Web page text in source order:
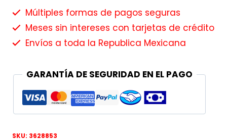
Múltiples formas de pagos seguras
Meses sin intereses con tarjetas de crédito
Envíos a toda la Republica Mexicana
GARANTÍA DE SEGURIDAD EN EL PAGO
SKU: 3628853